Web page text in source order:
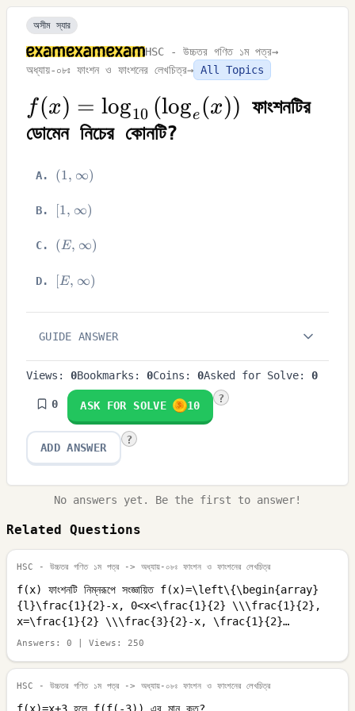
অসীম স্যার
HSC - উচ্চতর গণিত ১ম পত্র→
অধ্যায়-০৮ঃ ফাংশন ও ফাংশনের লেখচিত্র→ All Topics
f(x)=\log
_{10}\left(\log
f(x) = log10 (loge (x)) ফাংশনটির
ডোমেন নিচের কোনটি?
A.
(1,
(1, ∞)
B.
[1,
1, ∞)
C.
(E,
(E, ∞)
D.
[E,
[E, ∞)
GUIDE ANSWER
Views: 0Bookmarks: 0Coins: 0Asked for Solve: 0
0 ASK FOR SOLVE 10
?
ADD ANSWER
?
No answers yet. Be the first to answer!
Related Questions
HSC - উচ্চতর গণিত ১ম পত্র -> অধ্যায়-০৮ঃ ফাংশন ও ফাংশনের লেখচিত্র
f(x) ফাংশনটি নিম্নরূপে সংজ্ঞায়িত f(x)=\left\{\begin{array}
{l}\frac{1}{2}-x, 0<x<\frac{1}{2} \\\frac{1}{2},
x=\frac{1}{2} \\\frac{3}{2}-x, \frac{1}{2}
<x<1\end{array}\right. \left(\frac{1}{4}\right) এর
Answers: 0 | Views: 250
HSC - উচ্চতর গণিত ১ম পত্র -> অধ্যায়-০৮ঃ ফাংশন ও ফাংশনের লেখচিত্র